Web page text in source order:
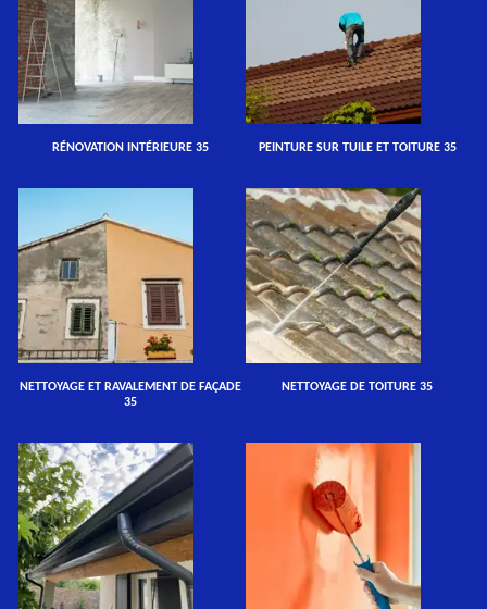
RÉNOVATION INTÉRIEURE 35 PEINTURE SUR TUILE ET TOITURE 35
NETTOYAGE ET RAVALEMENT DE FAÇADE
35
NETTOYAGE DE TOITURE 35